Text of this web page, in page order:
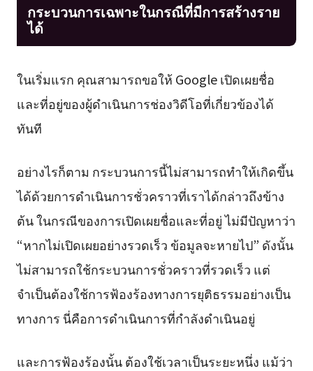
กระบวนการเฉพาะในกรณีที่มีการสร้างราย
ได้
ในเริ่มแรก คุณสามารถขอให้ Google เปิดเผยชื่อ
และที่อยู่ของผู้ดำเนินการช่องวิดีโอที่เกี่ยวข้องได้
ทันที
อย่างไรก็ตาม กระบวนการนี้ไม่สามารถทำให้เกิดขึ้น
ได้ด้วยการดำเนินการชั่วคราวที่เราได้กล่าวถึงข้าง
ต้น ในกรณีของการเปิดเผยชื่อและที่อยู่ ไม่มีปัญหาว่า
“หากไม่เปิดเผยอย่างรวดเร็ว ข้อมูลจะหายไป” ดังนั้น
ไม่สามารถใช้กระบวนการชั่วคราวที่รวดเร็ว แต่
จำเป็นต้องใช้การฟ้องร้องทางการยุติธรรมอย่างเป็น
ทางการ นี่คือการดำเนินการที่กำลังดำเนินอยู่
และการฟ้องร้องนั้น ต้องใช้เวลาเป็นระยะหนึ่ง แม้ว่า